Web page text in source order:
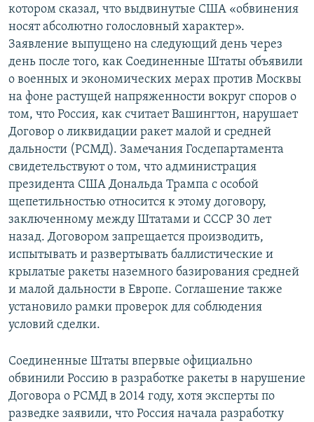
котором сказал, что выдвинутые США «обвинения
носят абсолютно голословный характер».
Заявление выпущено на следующий день через
день после того, как Соединенные Штаты объявили
о военных и экономических мерах против Москвы
на фоне растущей напряженности вокруг споров о
том, что Россия, как считает Вашингтон, нарушает
Договор о ликвидации ракет малой и средней
дальности (РСМД). Замечания Госдепартамента
свидетельствуют о том, что администрация
президента США Дональда Трампа с особой
щепетильностью относится к этому договору,
заключенному между Штатами и СССР 30 лет
назад. Договором запрещается производить,
испытывать и развертывать баллистические и
крылатые ракеты наземного базирования средней
и малой дальности в Европе. Соглашение также
установило рамки проверок для соблюдения
условий сделки.
Соединенные Штаты впервые официально
обвинили Россию в разработке ракеты в нарушение
Договора о РСМД в 2014 году, хотя эксперты по
разведке заявили, что Россия начала разработку